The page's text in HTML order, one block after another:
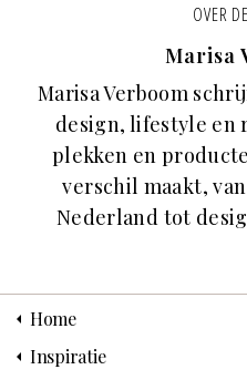
OVER
Marisa
Marisa Verboom
design, lifestyle en
plekken en
verschil maakt,
Nederland tot
Home
Inspiratie